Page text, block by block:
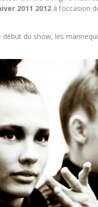
2011 2012 à l’occasion
début du show, les